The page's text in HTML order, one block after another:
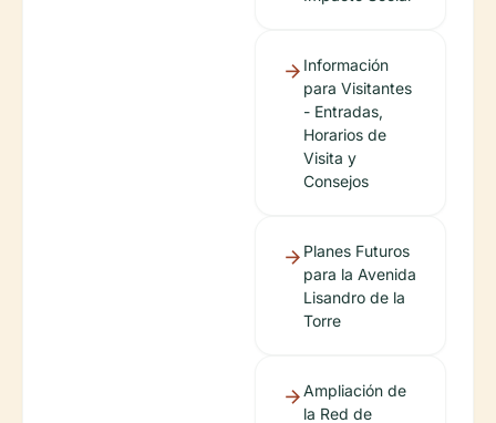
Información
para Visitantes
- Entradas,
Horarios de
Visita y
Consejos
Planes Futuros
para la Avenida
Lisandro de la
Torre
Ampliación de
la Red de